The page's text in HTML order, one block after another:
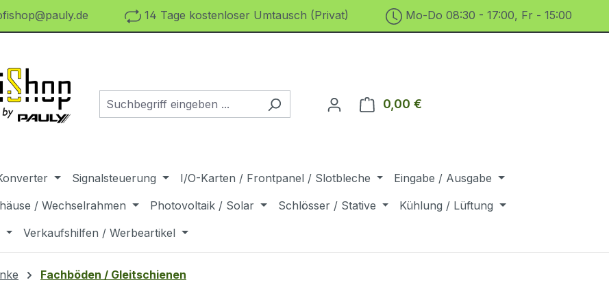
14 Tage kostenloser Umtausch (Privat) Mo-Do 08:30 - 17:00, Fr - 15:00
0,00 €
Signalsteuerung I/O-Karten / Frontpanel / Slotbleche
Eingabe / Ausgabe
/ Wechselrahmen Photovoltaik / Solar Schlösser / Stative
Kühlung / Lüftung
Verkaufshilfen / Werbeartikel
Fachböden / Gleitschienen